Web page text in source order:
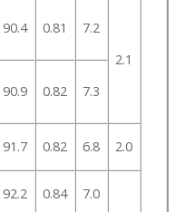
90.4 0.81
7.2
2.1
90.9 0.82 7.3
91.7 0.82 6.8 2.0
92.2 0.84 7.0